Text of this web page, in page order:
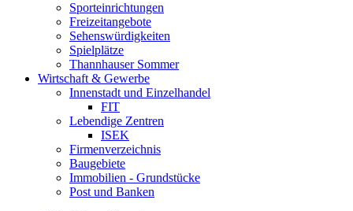
Sporteinrichtungen
Freizeitangebote
Sehenswürdigkeiten
Spielplätze
Thannhauser Sommer
Wirtschaft & Gewerbe
Innenstadt und Einzelhandel
FIT
Lebendige Zentren
ISEK
Firmenverzeichnis
Baugebiete
Immobilien - Grundstücke
Post und Banken